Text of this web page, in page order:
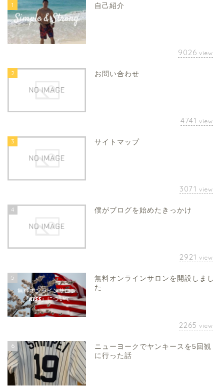
1 自己紹介
9026 view
2 お問い合わせ
4741 view
3 サイトマップ
3071 view
4 僕がブログを始めたきっかけ
2921 view
5
無料オンラインサロンを開設しまし
た
2265 view
6
ニューヨークでヤンキースを5回観
に行った話